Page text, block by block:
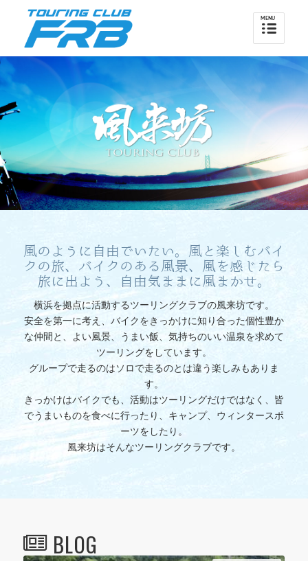
風のように自由でいたい。風と楽しむバイ
クの旅、バイクのある風景、風を感じたら
旅に出よう、自由気ままに風まかせ。
横浜を拠点に活動するツーリングクラブの風来坊です。
安全を第一に考え、バイクをきっかけに知り合った個性豊か
な仲間と、よい風景、うまい飯、気持ちのいい温泉を求めて
ツーリングをしています。
グループで走るのはソロで走るのとは違う楽しみもありま
す。
きっかけはバイクでも、活動はツーリングだけではなく、皆
でうまいものを食べに行ったり、キャンプ、ウィンタースポ
ーツをしたり。
風来坊はそんなツーリングクラブです。
BLOG